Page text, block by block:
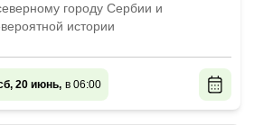
городу Сербии и
истории
20 июнь, в 06:00